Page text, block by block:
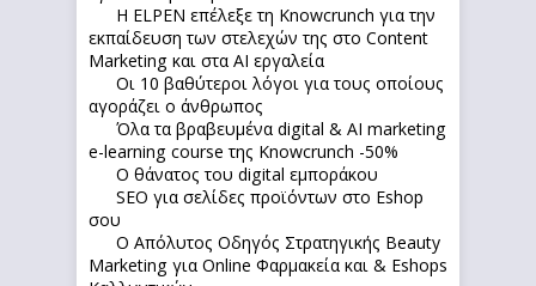
Η ELPEN επέλεξε τη Knowcrunch για την
εκπαίδευση των στελεχών της στο Content
Marketing και στα AI εργαλεία
Οι 10 βαθύτεροι λόγοι για τους οποίους
αγοράζει ο άνθρωπος
Όλα τα βραβευμένα digital & AI marketing
e-learning course της Knowcrunch -50%
Ο θάνατος του digital εμποράκου
SEO για σελίδες προϊόντων στο Eshop
σου
Ο Απόλυτoς Οδηγός Στρατηγικής Beauty
Marketing για Online Φαρμακεία και & Eshops